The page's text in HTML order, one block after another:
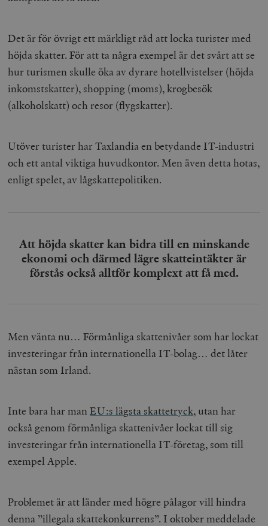
Det är för övrigt ett märkligt råd att locka turister med
höjda skatter. För att ta några exempel är det svårt att se
hur turismen skulle öka av dyrare hotellvistelser (höjda
inkomstskatter), shopping (moms), krogbesök
(alkoholskatt) och resor (flygskatter).
Utöver turister har Taxlandia en betydande IT-industri
och ett antal viktiga huvudkontor. Men även detta hotas,
enligt spelet, av lågskattepolitiken.
Att höjda skatter kan bidra till en minskande
ekonomi och därmed lägre skatteintäkter är
förstås också alltför komplext att få med.
Men vänta nu… Förmånliga skattenivåer som har lockat
investeringar från internationella IT-bolag… det låter
nästan som Irland.
Inte bara har manEU:s lägsta skattetryck, utan har
också genom förmånliga skattenivåer lockat till sig
investeringar från internationella IT-företag, som till
exempel Apple.
Problemet är att länder med högre pålagor vill hindra
denna ”illegala skattekonkurrens”. I oktober meddelade